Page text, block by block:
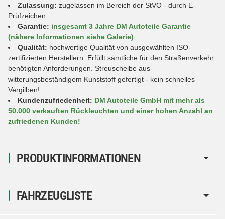
PRODUKTINFORMATIONEN
Zulassung: zugelassen im Bereich der StVO - durch E-
Prüfzeichen
Garantie: insgesamt 3 Jahre DM Autoteile Garantie
(nähere Informationen siehe Galerie)
Qualität: hochwertige Qualität von ausgewählten ISO-
zertifizierten Herstellern. Erfüllt sämtliche für den Straßenverkehr
benötigten Anforderungen. Streuscheibe aus
witterungsbeständigem Kunststoff gefertigt - kein schnelles
Vergilben!
Kundenzufriedenheit: DM Autoteile GmbH mit mehr als
50.000 verkauften Rückleuchten und einer hohen Anzahl an
zufriedenen Kunden!
FAHRZEUGLISTE